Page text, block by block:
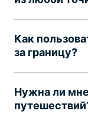
Как
за границу?
Нужна ли